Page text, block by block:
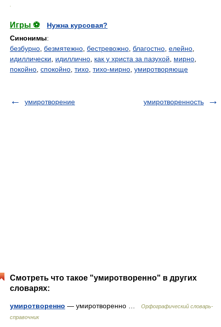
Игры ⚽
Нужна курсовая?
Синонимы:
безбурно безмятежно бестревожно благостно елейно
идиллически
идиллично как у христа за пазухой мирно
покойно спокойно тихо тихо-мирно умиротворяюще
умиротворение умиротворенность
Смотреть что такое "умиротворенно" в других
словарях:
умиротворенно — умиротворенно …
Орфографический словарь-
справочник